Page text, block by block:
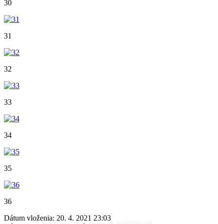
30
31
32
33
34
35
36
Dátum vloženia: 20. 4. 2021 23:03